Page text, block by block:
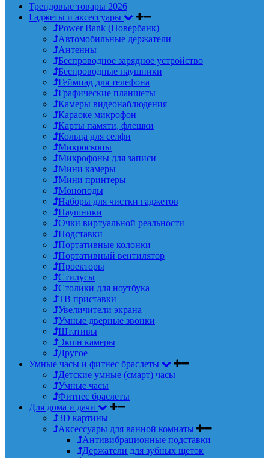
Трендовые товары 2026
Гаджеты и аксессуары
Power Bank (Повербанк)
Автомобильные держатели
Антенны
Беспроводное зарядное устройство
Беспроводные наушники
Геймпад для телефона
Графические планшеты
Камеры видеонаблюдения
Караоке микрофон
Карты памяти, флешки
Кольца для селфи
Микроскопы
Микрофоны для записи
Мини камеры
Мини принтеры
Моноподы
Наборы для чистки гаджетов
Наушники
Очки виртуальной реальности
Подставки
Портативные колонки
Портативный вентилятор
Проекторы
Стилусы
Столики для ноутбука
ТВ приставки
Увеличители экрана
Умные дверные звонки
Штативы
Экшн камеры
Другое
Умные часы и фитнес браслеты
Детские умные (смарт) часы
Умные часы
Фитнес браслеты
Для дома и дачи
3D картины
Аксессуары для ванной комнаты
Антивибрационные подставки
Держатели для зубных щеток